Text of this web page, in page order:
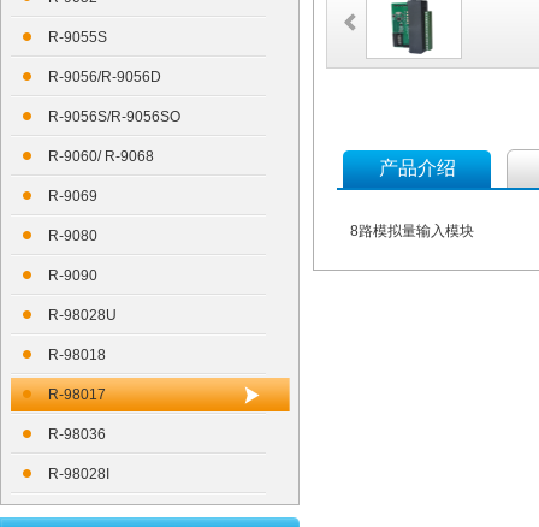
R-9055S
R-9056/R-9056D
R-9056S/R-9056SO
R-9060/ R-9068
R-9069
R-9080
R-9090
R-98028U
R-98018
R-98017
R-98036
R-98028I
产品介绍
8路模拟量输入模块